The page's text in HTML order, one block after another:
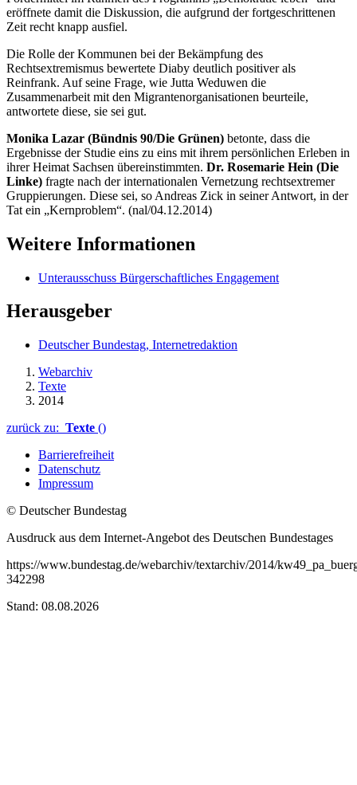
eröffnete damit die Diskussion, die aufgrund der fortgeschrittenen
Zeit recht knapp ausfiel.
Die Rolle der Kommunen bei der Bekämpfung des
Rechtsextremismus bewertete Diaby deutlich positiver als
Reinfrank. Auf seine Frage, wie Jutta Weduwen die
Zusammenarbeit mit den Migrantenorganisationen beurteile,
antwortete diese, sie sei gut.
Monika Lazar (Bündnis 90/Die Grünen) betonte, dass die
Ergebnisse der Studie eins zu eins mit ihrem persönlichen Erleben in
ihrer Heimat Sachsen übereinstimmten. Dr. Rosemarie Hein (Die
Linke) fragte nach der internationalen Vernetzung rechtsextremer
Gruppierungen. Diese sei, so Andreas Zick in seiner Antwort, in der
Tat ein „Kernproblem“. (nal/04.12.2014)
Weitere Informationen
Unterausschuss Bürgerschaftliches Engagement
Herausgeber
Deutscher Bundestag, Internetredaktion
Webarchiv
Texte
2014
zurück zu: Texte ()
Barrierefreiheit
Datenschutz
Impressum
© Deutscher Bundestag
Ausdruck aus dem Internet-Angebot des Deutschen Bundestages
https://www.bundestag.de/webarchiv/textarchiv/2014/
342298
Stand: 08.08.2026